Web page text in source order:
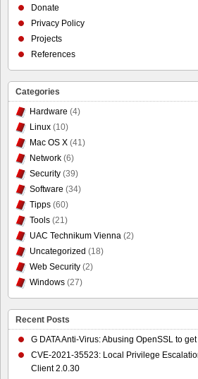
Donate
Privacy Policy
Projects
References
Categories
Hardware (4)
Linux (10)
Mac OS X (41)
Network (6)
Security (39)
Software (34)
Tipps (60)
Tools (21)
UAC Technikum Vienna (2)
Uncategorized (18)
Web Security (2)
Windows (27)
Recent Posts
G DATA Anti-Virus: Abusing OpenSSL to
CVE-2021-35523: Local Privilege
Client 2.0.30